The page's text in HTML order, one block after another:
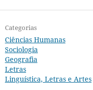
Categorias
Ciências Humanas
Sociologia
Geografia
Letras
Linguística, Letras e Artes